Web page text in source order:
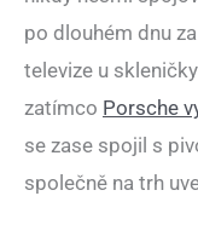
po dlouhém dnu
televize u
zatímco Porsche
se zase spojil s
společně na trh